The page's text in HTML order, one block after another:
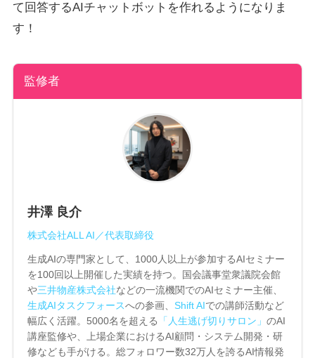
て回答するAIチャットボットを作れるようになりま
す！
監修者
井澤 良介
株式会社ALL AI／代表取締役
生成AIの専門家として、1000人以上が参加するAIセミナー
を100回以上開催した実績を持つ。国会議事堂衆議院会館
や三井物産株式会社などの一流機関でのAIセミナー主催、
生成AIタスクフォースへの参画、 Shift AIでの講師活動など
幅広く活躍。5000名を超える
「人生逃げ切りサロン」 のAI
講座監修や、上場企業におけるAI顧問・システム開発・研
修なども手がける。総フォロワー数32万人を誇るAI情報発